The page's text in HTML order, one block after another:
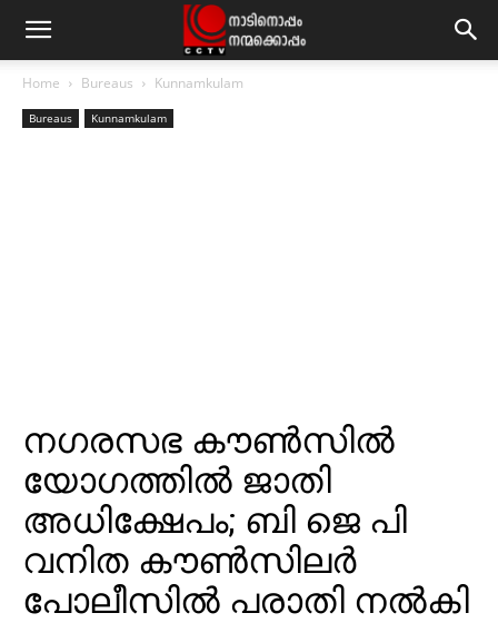
Home Bureaus Kunnamkulam
Bureaus Kunnamkulam
നഗരസഭ കൗണ്‍സില്‍
യോഗത്തില്‍ ജാതി
അധിക്ഷേപം; ബി ജെ പി
വനിത കൗണ്‍സിലര്‍
പോലീസില്‍ പരാതി നല്‍കി